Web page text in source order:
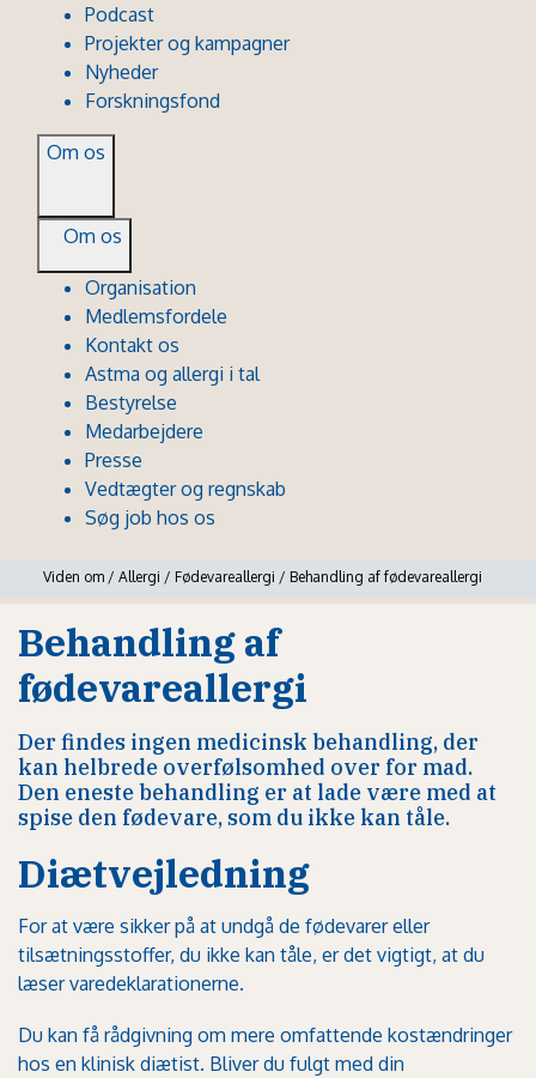
Podcast
Projekter og kampagner
Nyheder
Forskningsfond
Om os
Om os
Organisation
Medlemsfordele
Kontakt os
Astma og allergi i tal
Bestyrelse
Medarbejdere
Presse
Vedtægter og regnskab
Søg job hos os
Viden om / Allergi / Fødevareallergi / Behandling af fødevareallergi
Behandling af
fødevareallergi
Der findes ingen medicinsk behandling, der
kan helbrede overfølsomhed over for mad.
Den eneste behandling er at lade være med at
spise den fødevare, som du ikke kan tåle.
Diætvejledning
For at være sikker på at undgå de fødevarer eller
tilsætningsstoffer, du ikke kan tåle, er det vigtigt, at du
læser varedeklarationerne.
Du kan få rådgivning om mere omfattende kostændringer
hos en klinisk diætist. Bliver du fulgt med din